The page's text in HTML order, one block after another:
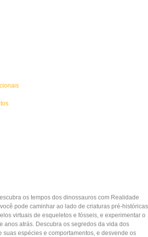
os tempos dos dinossauros com Realidade
pode caminhar ao lado de criaturas pré-históricas
virtuais de esqueletos e fósseis, e experimentar o
anos atrás. Descubra os segredos da vida dos
suas espécies e comportamentos, e desvende os